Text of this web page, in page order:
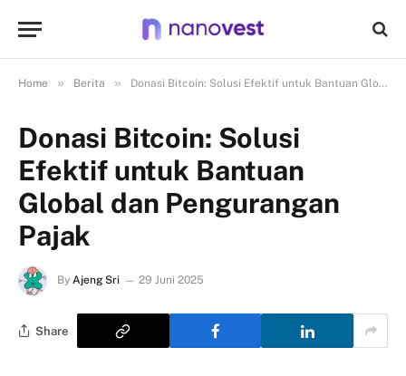
Home » Berita » Donasi Bitcoin: Solusi Efektif untuk Bantuan Global dan Pengurangan Pajak
Donasi Bitcoin: Solusi
Efektif untuk Bantuan
Global dan Pengurangan
Pajak
By Ajeng Sri 29 Juni 2025
Share